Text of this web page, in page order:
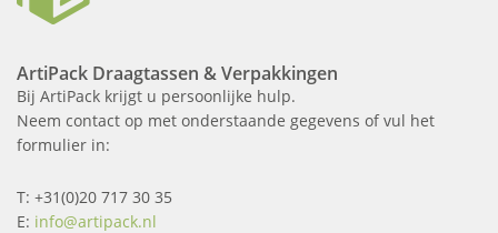
ArtiPack Draagtassen & Verpakkingen
Bij ArtiPack krijgt u persoonlijke hulp.
Neem contact op met onderstaande gegevens of vul het
formulier in:
T: +31(0)20 717 30 35
E: info@artipack.nl